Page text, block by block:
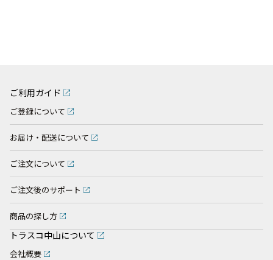
ご利用ガイド
ご登録について
お届け・配送について
ご注文について
ご注文後のサポート
商品の探し方
トラスコ中山について
会社概要